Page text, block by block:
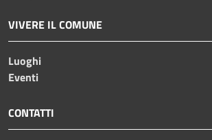
VIVERE IL COMUNE
Luoghi
Eventi
CONTATTI